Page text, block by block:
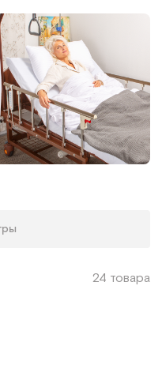
24 товара